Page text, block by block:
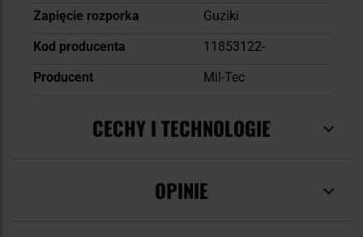
Zapięcie rozporka
Guziki
Kod producenta
11853122-
Producent
Mil-Tec
CECHY I TECHNOLOGIE
OPINIE